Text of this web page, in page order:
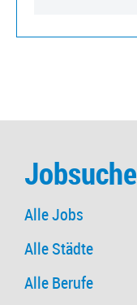
Jobsuche
Alle Jobs
Alle Städte
Alle Berufe